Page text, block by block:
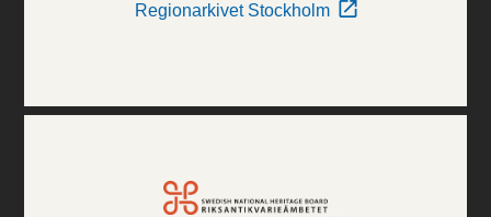
Regionarkivet Stockholm